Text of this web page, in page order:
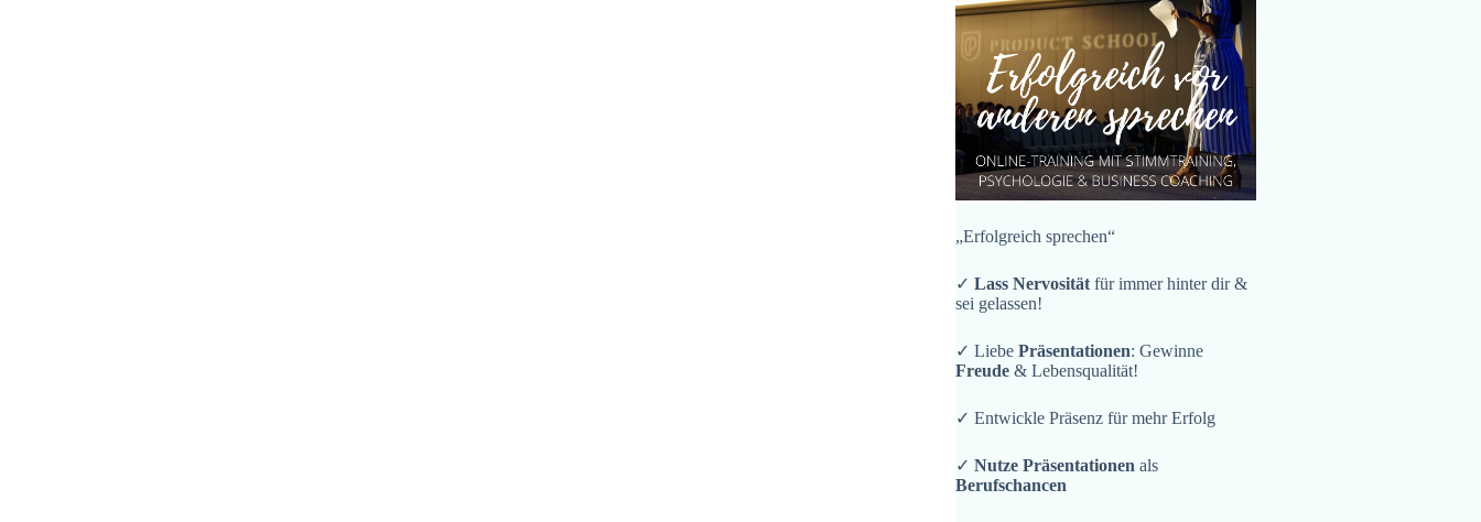
„Erfolgreich sprechen“
✓Lass Nervosität für immer hinter dir &
sei gelassen!
✓ LiebePräsentationen: Gewinne
Freude & Lebensqualität!
✓ Entwickle Präsenz für mehr Erfolg
✓Nutze Präsentationenals
Berufschancen